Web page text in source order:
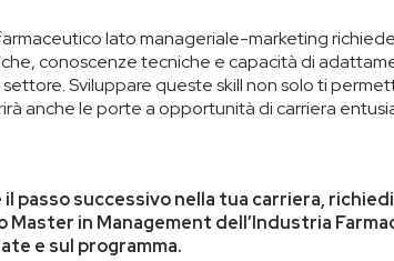
lato manageriale-marketing
conoscenze tecniche e capacità di
Sviluppare queste skill non solo ti
anche le porte a opportunità di carriera
passo successivo nella tua carriera,
Master in Management dell’Industria
e sul programma.